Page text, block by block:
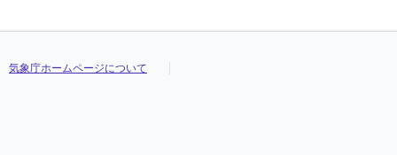
気象庁ホームページについて